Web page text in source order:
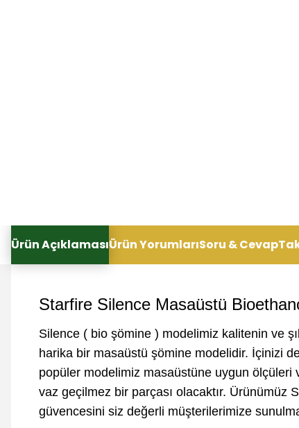
Ürün AçıklamasıÜrün YorumlarıSoru & Cevap
Starfire Silence Masaüstü
Silence ( bio şömine ) modelimiz kalitenin ve
harika bir masaüstü şömine modelidir. İçinizi
popüler modelimiz masaüstüne uygun ölçüleri
vaz geçilmez bir parçası olacaktır. Ürünümüz
güvencesini siz değerli müşterilerimize